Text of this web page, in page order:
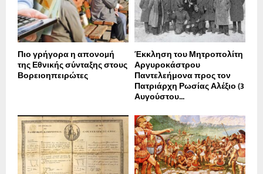
Πιο γρήγορα η απονοµή
της Εθνικής σύνταξης στους
Βορειοηπειρώτες
Έκκληση του Μητροπολίτη
Αργυροκάστρου
Παντελεήμονα προς τον
Πατριάρχη Ρωσίας Αλέξιο (3
Αυγούστου...